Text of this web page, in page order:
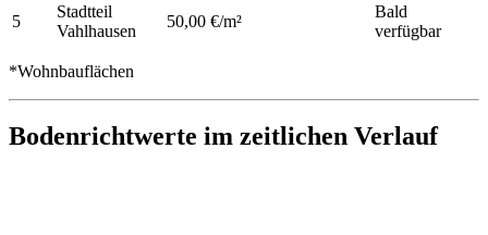
5
Stadtteil
Vahlhausen
50,00 €/m²
Bald
verfügbar
*Wohnbauflächen
Bodenrichtwerte im zeitlichen Verlauf